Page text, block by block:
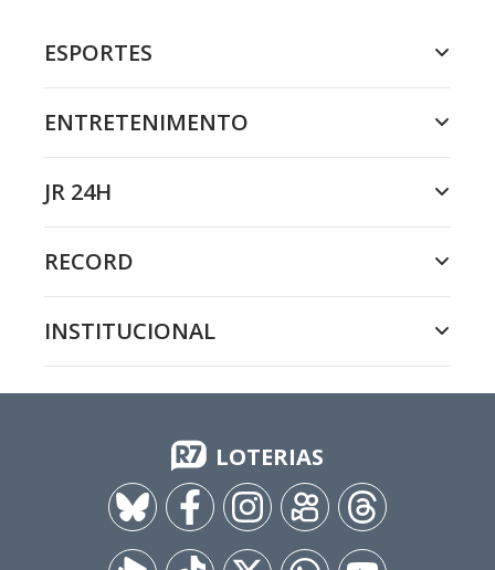
ESPORTES
ENTRETENIMENTO
JR 24H
RECORD
INSTITUCIONAL
LOTERIAS